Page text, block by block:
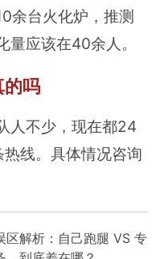
余台火化炉，推测
量应该在40余人。
的吗
人不少，现在都24
线。具体情况咨询
区解析：自己跑腿 VS 专